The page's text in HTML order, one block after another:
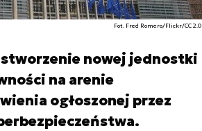
Fot. Fred Romero/Flickr/CC 2.0
nowej jednostki
na arenie
ogłoszonej przez